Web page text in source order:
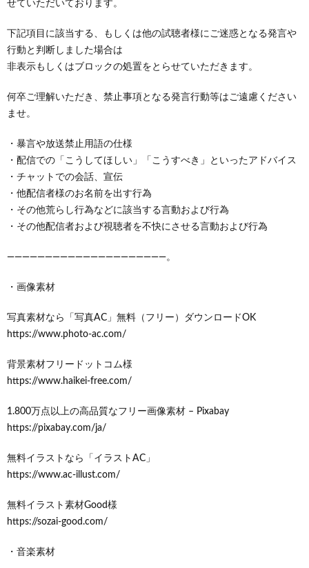
せていただいております。
下記項目に該当する、もしくは他の試聴者様にご迷惑となる発言や
行動と判断しました場合は
非表示もしくはブロックの処置をとらせていただきます。
何卒ご理解いただき、禁止事項となる発言行動等はご遠慮ください
ませ。
・暴言や放送禁止用語の仕様
・配信での「こうしてほしい」「こうすべき」といったアドバイス
・チャットでの会話、宣伝
・他配信者様のお名前を出す行為
・その他荒らし行為などに該当する言動および行為
・その他配信者および視聴者を不快にさせる言動および行為
―――――――――――――――――――――。
・画像素材
写真素材なら「写真AC」無料（フリー）ダウンロードOK
https://www.photo-ac.com/
背景素材フリードットコム様
https://www.haikei-free.com/
1.800万点以上の高品質なフリー画像素材 – Pixabay
https://pixabay.com/ja/
無料イラストなら「イラストAC」
https://www.ac-illust.com/
無料イラスト素材Good様
https://sozai-good.com/
・音楽素材